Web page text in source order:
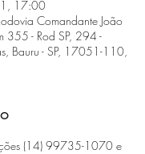
17:00
Comandante João
355 - Rod SP, 294 -
Bauru - SP, 17051-110,
(14) 99735-1070 e